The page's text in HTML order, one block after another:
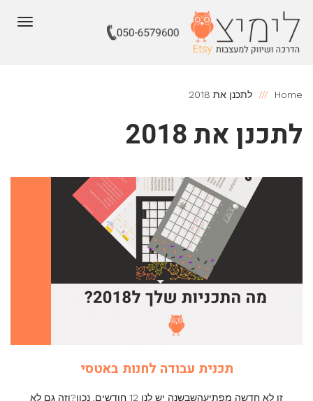
Home לתכנן את 2018
לתכנן את 2018
תכנית עבודה לחנות באטסי
זו לא חדשה מפתיעהשבשנה יש לנו 12 חודשים, נכון?וזה גם לא